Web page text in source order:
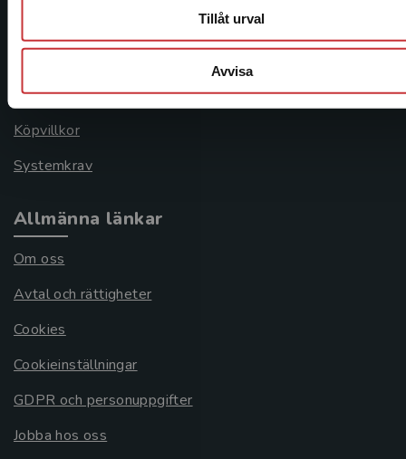
Tillåt urval
Avvisa
Frågor och svar
Köpvillkor
Systemkrav
Allmänna länkar
Om oss
Avtal och rättigheter
Cookies
Cookieinställningar
GDPR och personuppgifter
Jobba hos oss